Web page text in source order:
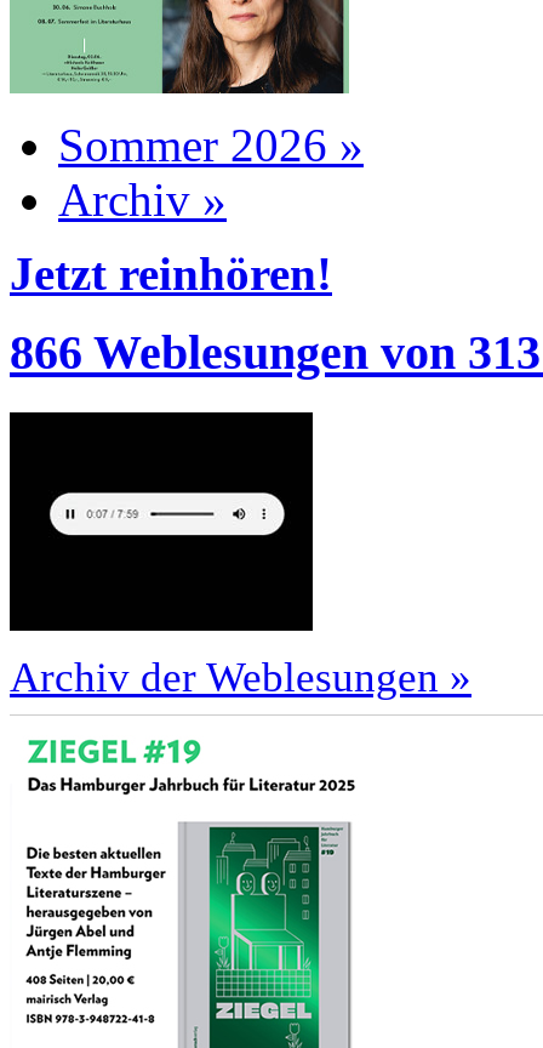
Sommer 2026 »
Archiv »
Jetzt reinhören!
866 Weblesungen von
Archiv der Weblesungen »